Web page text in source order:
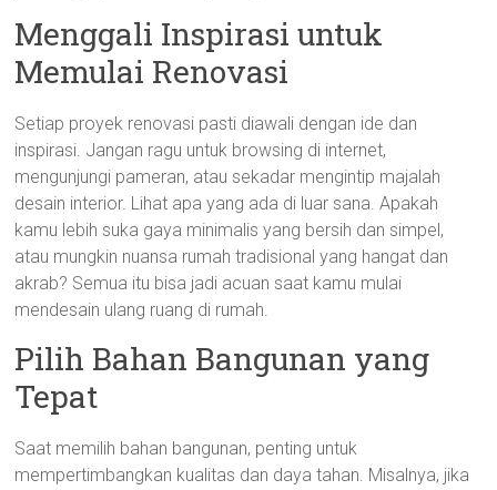
Menggali Inspirasi untuk
Memulai Renovasi
Setiap proyek renovasi pasti diawali dengan ide dan
inspirasi. Jangan ragu untuk browsing di internet,
mengunjungi pameran, atau sekadar mengintip majalah
desain interior. Lihat apa yang ada di luar sana. Apakah
kamu lebih suka gaya minimalis yang bersih dan simpel,
atau mungkin nuansa rumah tradisional yang hangat dan
akrab? Semua itu bisa jadi acuan saat kamu mulai
mendesain ulang ruang di rumah.
Pilih Bahan Bangunan yang
Tepat
Saat memilih bahan bangunan, penting untuk
mempertimbangkan kualitas dan daya tahan. Misalnya, jika